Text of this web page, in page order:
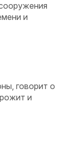
и
говорит о
и